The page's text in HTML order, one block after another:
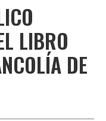
LIBRO
DE